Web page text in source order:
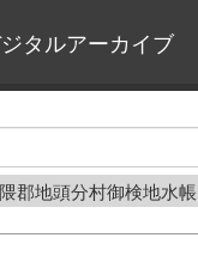
タルアーカイブ
郡地頭分村御検地水